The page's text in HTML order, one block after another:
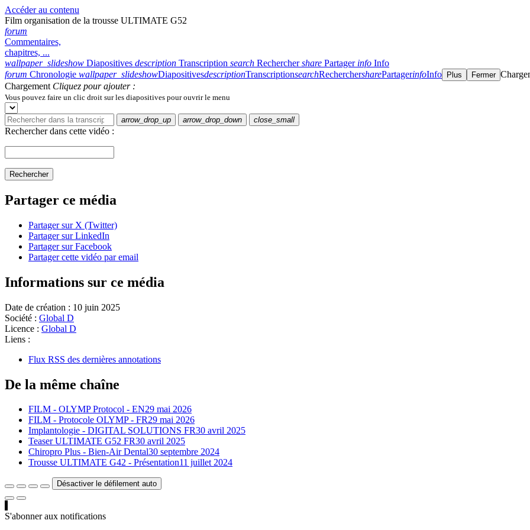
Accéder au contenu
Film organisation de la trousse ULTIMATE G52
forum
Commentaires,
chapitres, ...
wallpaper_slideshow Diapositives description Transcription search Rechercher share Partager info Info
forum Chronologie wallpaper_slideshowDiapositivesdescriptionTranscriptionsearchRecherchersharePartagerinfoInfo Plus Fermer
Chargement Cliquez pour ajouter :
Vous pouvez faire un clic droit sur les diapositives pour ouvrir le menu
arrow_drop_up arrow_drop_down close_small
Rechercher dans cette vidéo :
Rechercher
Partager ce média
Partager sur X (Twitter)
Partager sur LinkedIn
Partager sur Facebook
Partager cette vidéo par email
Informations sur ce média
Date de création : 10 juin 2025
Société : Global D
Licence : Global D
Liens :
Flux RSS des dernières annotations
De la même chaîne
FILM - OLYMP Protocol - EN29 mai 2026
FILM - Protocole OLYMP - FR29 mai 2026
Implantologie - DIGITAL SOLUTIONS FR30 avril 2025
Teaser ULTIMATE G52 FR30 avril 2025
Chiropro Plus - Bien-Air Dental30 septembre 2024
Trousse ULTIMATE G42 - Présentation11 juillet 2024
Désactiver le défilement auto
S'abonner aux notifications